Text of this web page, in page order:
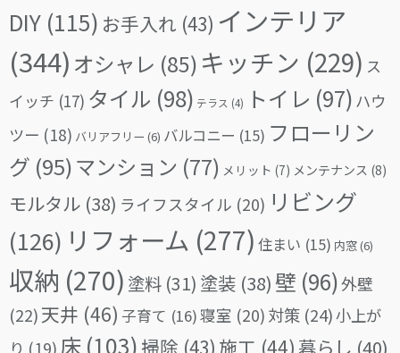
DIY (115) お手入れ (43) インテリア
(344) オシャレ (85) キッチン (229) ス
イッチ (17) タイル (98) テラス (4) トイレ (97) ハウ
ツー (18) バリアフリー (6) バルコニー (15) フローリン
グ (95)マンション (77) メリット (7) メンテナンス (8)
モルタル (38) ライフスタイル (20) リビング
(126) リフォーム (277) 住まい (15) 内窓(6)
収納 (270) 塗料 (31) 塗装 (38) 壁 (96)外壁
(22)天井 (46) 子育て (16)寝室 (20) 対策 (24)小上が
り (19) 床 (103)掃除 (43) 施工 (44) 暮らし (40)